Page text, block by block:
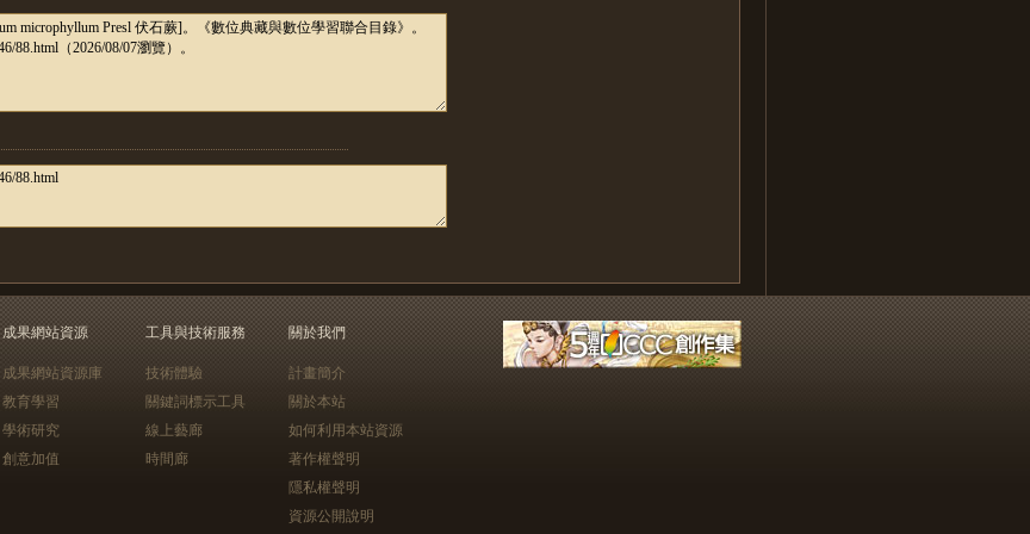
成果網站資源
成果網站資源庫
教育學習
學術研究
創意加值
工具與技術服務
技術體驗
關鍵詞標示工具
線上藝廊
時間廊
關於我們
計畫簡介
關於本站
如何利用本站資源
著作權聲明
隱私權聲明
資源公開說明